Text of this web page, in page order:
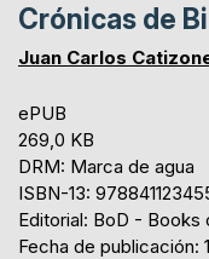
Crónicas de
Juan Carlos
ePUB
269,0 KB
DRM: Marca de agua
ISBN-13:
Editorial: BoD - Books
Fecha de publicación: